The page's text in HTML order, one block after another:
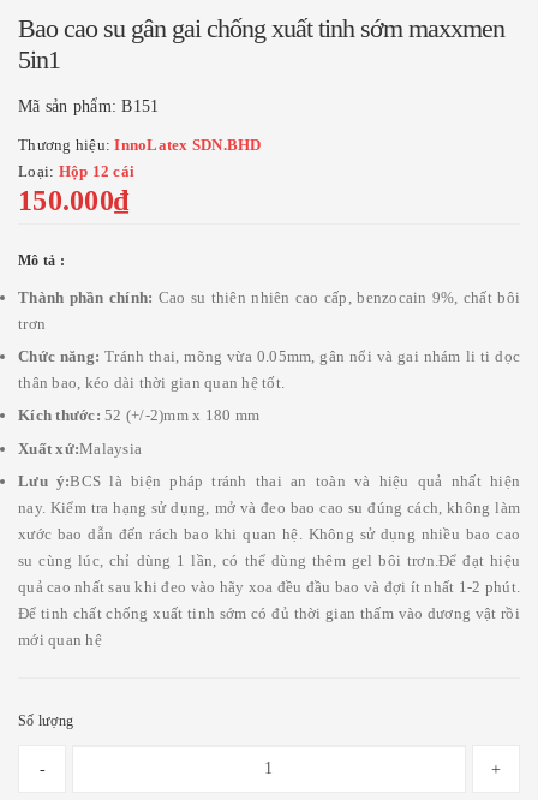
Bao cao su gân gai chống xuất tinh sớm maxxmen
5in1
Mã sản phẩm:B151
Thương hiệu:InnoLatex SDN.BHD
Loại: Hộp 12 cái
150.000₫
Mô tả :
Thành phần chính: Cao su thiên nhiên cao cấp, benzocain 9%, chất bôi
trơn
Chức năng: Tránh thai, mõng vừa 0.05mm, gân nổi và gai nhám li ti dọc
thân bao, kéo dài thời gian quan hệ tốt.
Kích thước: 52 (+/-2)mm x 180 mm
Xuất xứ:Malaysia
Lưu ý:BCS là biện pháp tránh thai an toàn và hiệu quả nhất hiện
nay. Kiểm tra hạng sử dụng, mở và đeo bao cao su đúng cách, không làm
xước bao dẫn đến rách bao khi quan hệ. Không sử dụng nhiều bao cao
su cùng lúc, chỉ dùng 1 lần, có thể dùng thêm gel bôi trơn.Để đạt hiệu
quả cao nhất sau khi đeo vào hãy xoa đều đầu bao và đợi ít nhất 1-2 phút.
Để tinh chất chống xuất tinh sớm có đủ thời gian thấm vào dương vật rồi
mới quan hệ
Số lượng
- +